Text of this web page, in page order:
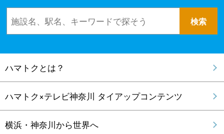
ハマトクとは？
ハマトク×テレビ神奈川 タイアップコンテンツ
横浜・神奈川から世界へ